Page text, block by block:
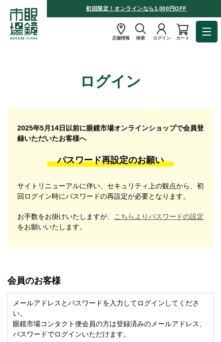
初回限定！オンラインなら1,000円OFF
店舗情報 検索 ログイン カート
ログイン
2025年5月14日以前に眼鏡市場オンラインショップで会員登
録いただいたお客様へ
パスワード再設定のお願い
サイトリニューアルに伴い、セキュリティ上の観点から、初
回ログイン時にパスワードの再設定が必要となります。
お手数をお掛けいたしますが、
こちらよりパスワードの設定
をお願いいたします。
会員のお客様
メールアドレスとパスワードを入力してログインしてくださ
い。
眼鏡市場コンタクト便会員の方は登録済みのメールアドレス、
パスワードでログインいただけます。